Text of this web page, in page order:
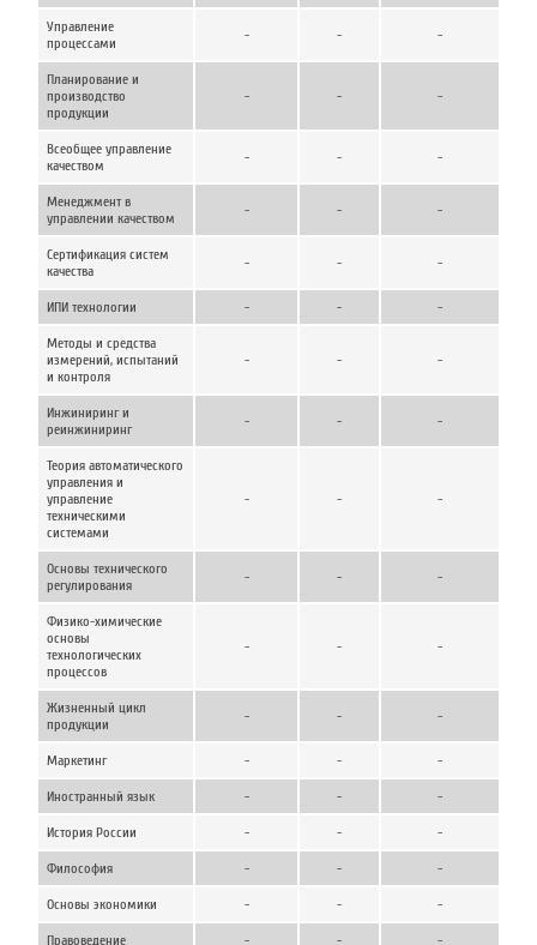
Управление
процессами
- - -
Планирование и
производство
продукции
- - -
Всеобщее управление
качеством
- - -
Менеджмент в
управлении качеством
- - -
Сертификация систем
качества
- - -
ИПИ технологии - - -
Методы и средства
измерений, испытаний
и контроля
- - -
Инжиниринг и
реинжиниринг
- - -
Теория автоматического
управления и
управление
техническими
системами
- - -
Основы технического
регулирования
- - -
Физико-химические
основы
технологических
процессов
- - -
Жизненный цикл
продукции
- - -
Маркетинг - - -
Иностранный язык - - -
История России - - -
Философия - - -
Основы экономики - - -
Правоведение - - -